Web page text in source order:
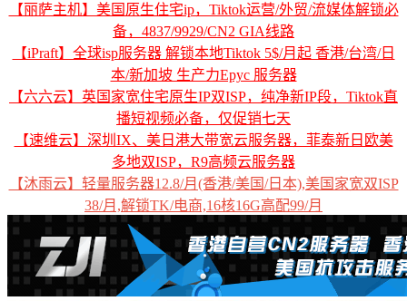
【丽萨主机】美国原生住宅ip，Tiktok运营/外贸/流媒体解锁必
备，4837/9929/CN2 GIA线路
【iPraft】全球isp服务器 解锁本地Tiktok 5$/月起 香港/台湾/日
本/新加坡 生产力Epyc 服务器
【六六云】英国家宽住宅原生IP双ISP，纯净新IP段，Tiktok直
播短视频必备，仅促销七天
【速维云】深圳IX、美日港大带宽云服务器，菲泰新日欧美
多地双ISP，R9高频云服务器
【沐雨云】轻量服务器12.8/月(香港/美国/日本),美国家宽双ISP
38/月,解锁TK/电商,16核16G高配99/月